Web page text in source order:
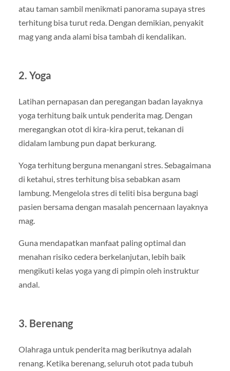
atau taman sambil menikmati panorama supaya stres
terhitung bisa turut reda. Dengan demikian, penyakit
mag yang anda alami bisa tambah di kendalikan.
2. Yoga
Latihan pernapasan dan peregangan badan layaknya
yoga terhitung baik untuk penderita mag. Dengan
meregangkan otot di kira-kira perut, tekanan di
didalam lambung pun dapat berkurang.
Yoga terhitung berguna menangani stres. Sebagaimana
di ketahui, stres terhitung bisa sebabkan asam
lambung. Mengelola stres di teliti bisa berguna bagi
pasien bersama dengan masalah pencernaan layaknya
mag.
Guna mendapatkan manfaat paling optimal dan
menahan risiko cedera berkelanjutan, lebih baik
mengikuti kelas yoga yang di pimpin oleh instruktur
andal.
3. Berenang
Olahraga untuk penderita mag berikutnya adalah
renang. Ketika berenang, seluruh otot pada tubuh